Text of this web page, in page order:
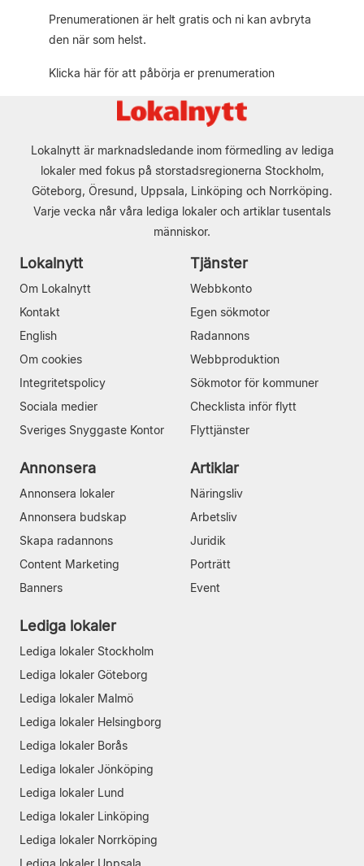
Prenumerationen är helt gratis och ni kan avbryta
den när som helst.
Klicka här för att påbörja er prenumeration
Lokalnytt är marknadsledande inom förmedling av lediga
lokaler med fokus på storstadsregionerna Stockholm,
Göteborg, Öresund, Uppsala, Linköping och Norrköping.
Varje vecka når våra lediga lokaler och artiklar tusentals
människor.
Lokalnytt
Om Lokalnytt
Kontakt
English
Om cookies
Integritetspolicy
Sociala medier
Sveriges Snyggaste Kontor
Tjänster
Webbkonto
Egen sökmotor
Radannons
Webbproduktion
Sökmotor för kommuner
Checklista inför flytt
Flyttjänster
Annonsera
Annonsera lokaler
Annonsera budskap
Skapa radannons
Content Marketing
Banners
Artiklar
Näringsliv
Arbetsliv
Juridik
Porträtt
Event
Lediga lokaler
Lediga lokaler Stockholm
Lediga lokaler Göteborg
Lediga lokaler Malmö
Lediga lokaler Helsingborg
Lediga lokaler Borås
Lediga lokaler Jönköping
Lediga lokaler Lund
Lediga lokaler Linköping
Lediga lokaler Norrköping
Lediga lokaler Uppsala